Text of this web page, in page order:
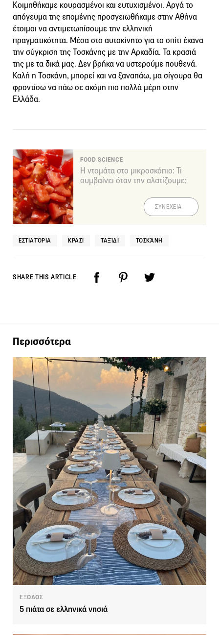
Κοιμηθήκαμε κουρασμένοι και ευτυχισμένοι. Αργά το
απόγευμα της επομένης προσγειωθήκαμε στην Αθήνα
έτοιμοι να αντιμετωπίσουμε την ελληνική
πραγματικότητα. Μέσα στο αυτοκίνητο για το σπίτι έκανα
την σύγκριση της Τοσκάνης με την Αρκαδία. Τα κρασιά
της με τα δικά μας. Δεν βρήκα να υστερούμε πουθενά.
Καλή η Τοσκάνη, μπορεί και να ξαναπάω, μα σίγουρα θα
φροντίσω να πάω σε ακόμη πιο πολλά μέρη στην
Ελλάδα.
FOOD SCIENCE
Η ντομάτα στο μικροσκόπιο: Τι
συμβαίνει όταν την αλατίζουμε;
ΣΥΝΕΧΕΙΑ
ΕΣΤΙΑΤΌΡΙΑ ΚΡΑΣΊ ΤΑΞΊΔΙ ΤΟΣΚΆΝΗ
SHARE THIS ARTICLE
Περισσότερα
ΕΞΟΔΟΣ
5 πιάτα σε ελληνικά νησιά